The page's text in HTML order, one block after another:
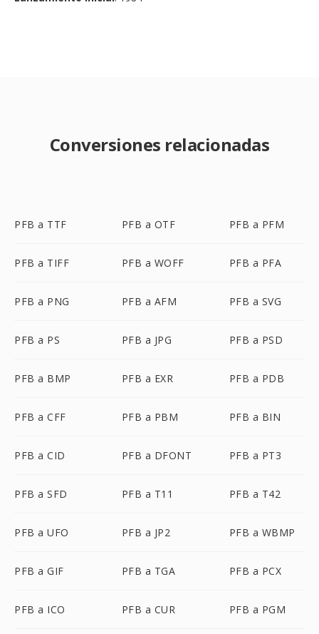
Conversiones relacionadas
PFB a TTF PFB a OTF PFB a PFM
PFB a TIFF PFB a WOFF PFB a PFA
PFB a PNG PFB a AFM PFB a SVG
PFB a PS PFB a JPG PFB a PSD
PFB a BMP PFB a EXR PFB a PDB
PFB a CFF PFB a PBM PFB a BIN
PFB a CID PFB a DFONT PFB a PT3
PFB a SFD PFB a T11 PFB a T42
PFB a UFO PFB a JP2 PFB a WBMP
PFB a GIF PFB a TGA PFB a PCX
PFB a ICO PFB a CUR PFB a PGM